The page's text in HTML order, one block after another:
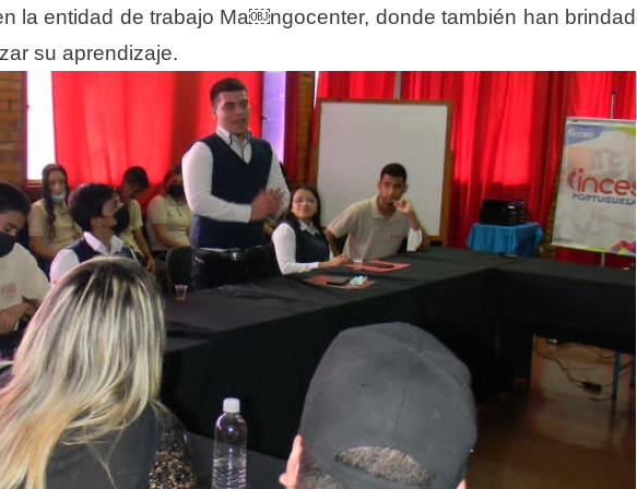
la entidad de trabajo Ma￼ngocenter, donde también han
su aprendizaje.